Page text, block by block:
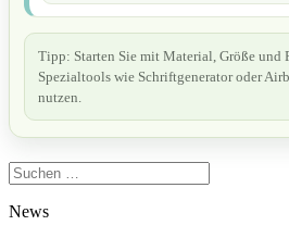
Tipp: Starten Sie mit Material, Größe und
Spezialtools wie Schriftgenerator oder
nutzen.
Suchen
nach:
News